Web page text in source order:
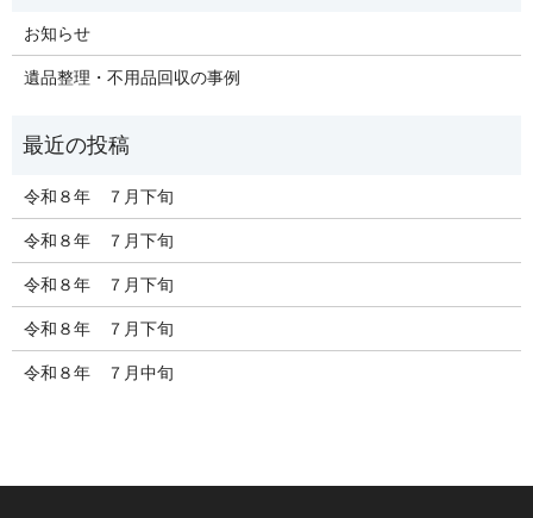
お知らせ
遺品整理・不用品回収の事例
令和８年 ７月下旬
令和８年 ７月下旬
令和８年 ７月下旬
令和８年 ７月下旬
令和８年 ７月中旬